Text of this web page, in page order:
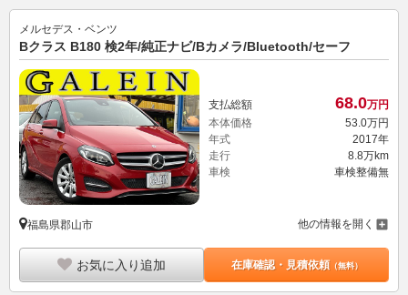
メルセデス・ベンツ
Bクラス B180 検2年/純正ナビ/Bカメラ/Bluetooth/セーフ
支払総額 68.0万円
本体価格
53.0万円
年式
2017年
走行
8.8万km
車検
車検整備無
福島県郡山市 他の情報を開く
お気に入り追加 在庫確認・見積依頼（無料）